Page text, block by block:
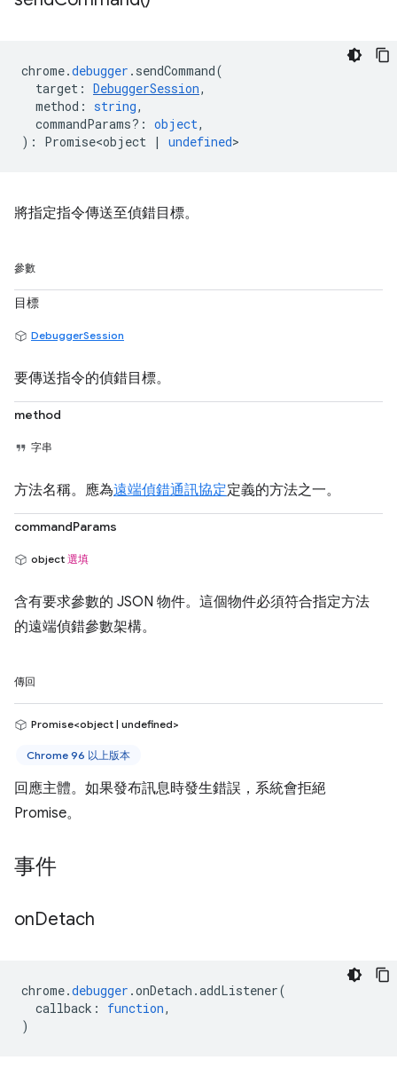
chrome.debugger . sendCommand(
target : DebuggerSession,
method : string,
commandParams? : object,
) : Promise<object | undefined>
將指定指令傳送至偵錯目標。
參數
目標
DebuggerSession
要傳送指令的偵錯目標。
method
字串
方法名稱。應為遠端偵錯通訊協定定義的方法之一。
commandParams
object 選填
含有要求參數的 JSON 物件。這個物件必須符合指定方法
的遠端偵錯參數架構。
傳回
Promise<object | undefined>
Chrome 96 以上版本
回應主體。如果發布訊息時發生錯誤，系統會拒絕
Promise。
事件
onDetach
chrome.debugger .onDetach .addListener(
callback : function,
)